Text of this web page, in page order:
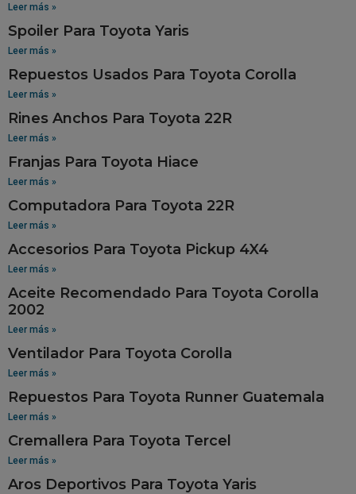
Leer más »
Spoiler Para Toyota Yaris
Leer más »
Repuestos Usados Para Toyota Corolla
Leer más »
Rines Anchos Para Toyota 22R
Leer más »
Franjas Para Toyota Hiace
Leer más »
Computadora Para Toyota 22R
Leer más »
Accesorios Para Toyota Pickup 4X4
Leer más »
Aceite Recomendado Para Toyota Corolla
2002
Leer más »
Ventilador Para Toyota Corolla
Leer más »
Repuestos Para Toyota Runner Guatemala
Leer más »
Cremallera Para Toyota Tercel
Leer más »
Aros Deportivos Para Toyota Yaris